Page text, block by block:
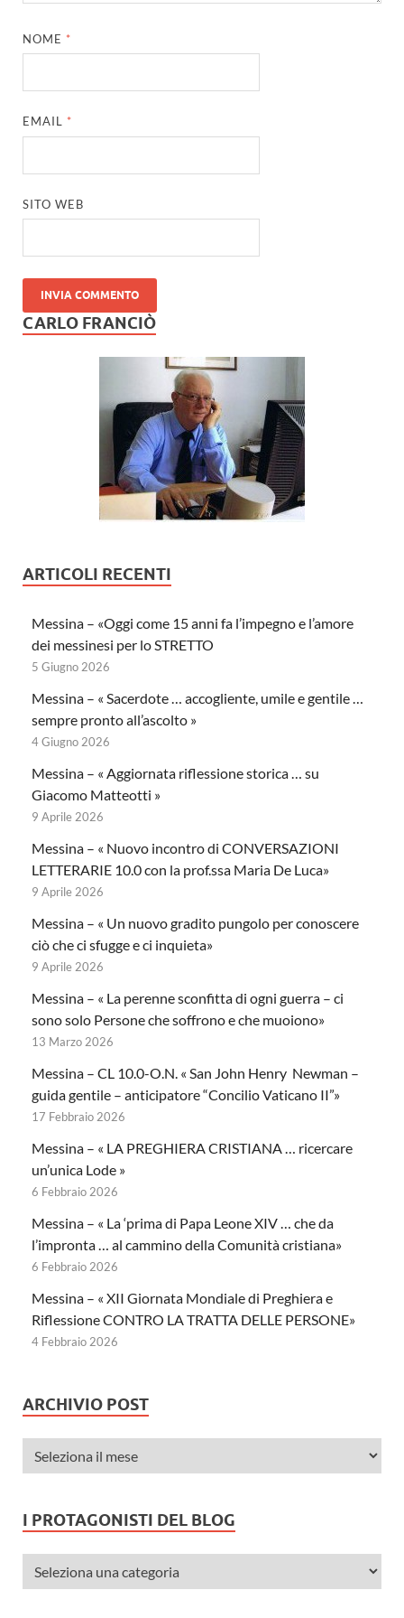
NOME *
EMAIL *
SITO WEB
CARLO FRANCIÒ
ARTICOLI RECENTI
Messina – «Oggi come 15 anni fa l’impegno e l’amore
dei messinesi per lo STRETTO
5 Giugno 2026
Messina – « Sacerdote … accogliente, umile e gentile …
sempre pronto all’ascolto »
4 Giugno 2026
Messina – « Aggiornata riflessione storica … su
Giacomo Matteotti »
9 Aprile 2026
Messina – « Nuovo incontro di CONVERSAZIONI
LETTERARIE 10.0 con la prof.ssa Maria De Luca»
9 Aprile 2026
Messina – « Un nuovo gradito pungolo per conoscere
ciò che ci sfugge e ci inquieta»
9 Aprile 2026
Messina – « La perenne sconfitta di ogni guerra – ci
sono solo Persone che soffrono e che muoiono»
13 Marzo 2026
Messina – CL 10.0-O.N. « San John Henry Newman –
guida gentile – anticipatore “Concilio Vaticano II”»
17 Febbraio 2026
Messina – « LA PREGHIERA CRISTIANA … ricercare
un’unica Lode »
6 Febbraio 2026
Messina – « La ‘prima di Papa Leone XIV … che da
l’impronta … al cammino della Comunità cristiana»
6 Febbraio 2026
Messina – « XII Giornata Mondiale di Preghiera e
Riflessione CONTRO LA TRATTA DELLE PERSONE»
4 Febbraio 2026
ARCHIVIO POST
I PROTAGONISTI DEL BLOG